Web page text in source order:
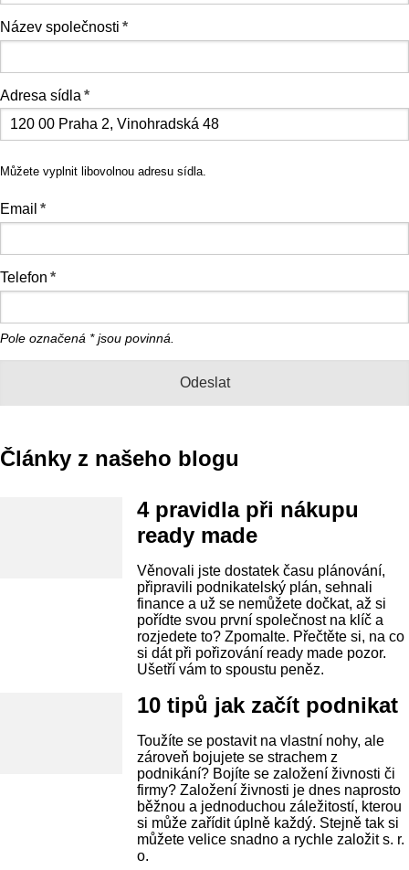
Název společnosti *
Adresa sídla *
Můžete vyplnit libovolnou adresu sídla.
Email *
Telefon *
Pole označená *jsou povinná.
Články z našeho blogu
4 pravidla při nákupu
ready made
Věnovali jste dostatek času plánování,
připravili podnikatelský plán, sehnali
finance a už se nemůžete dočkat, až si
pořídte svou první společnost na klíč a
rozjedete to? Zpomalte. Přečtěte si, na co
si dát při pořizování ready made pozor.
Ušetří vám to spoustu peněz.
10 tipů jak začít podnikat
Toužíte se postavit na vlastní nohy, ale
zároveň bojujete se strachem z
podnikání? Bojíte se založení živnosti či
firmy? Založení živnosti je dnes naprosto
běžnou a jednoduchou záležitostí, kterou
si může zařídit úplně každý. Stejně tak si
můžete velice snadno a rychle založit s. r.
o.